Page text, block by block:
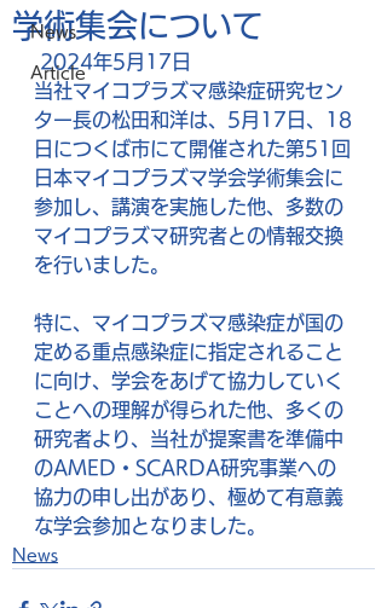
News
Article
学術集会について
2024年5月17日
当社マイコプラズマ感染症研究セン
ター長の松田和洋は、5月17日、18
日につくば市にて開催された第51回
日本マイコプラズマ学会学術集会に
参加し、講演を実施した他、多数の
マイコプラズマ研究者との情報交換
を行いました。
特に、マイコプラズマ感染症が国の
定める重点感染症に指定されること
に向け、学会をあげて協力していく
ことへの理解が得られた他、多くの
研究者より、当社が提案書を準備中
のAMED・SCARDA研究事業への
協力の申し出があり、極めて有意義
な学会参加となりました。
News